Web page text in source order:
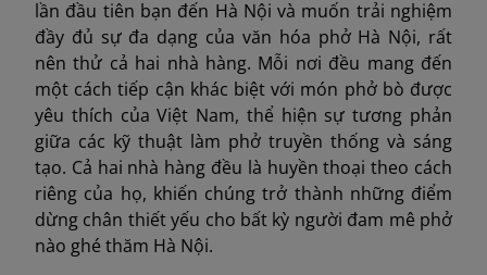
lần đầu tiên bạn đến Hà Nội và muốn trải nghiệm
đầy đủ sự đa dạng của văn hóa phở Hà Nội, rất
nên thử cả hai nhà hàng. Mỗi nơi đều mang đến
một cách tiếp cận khác biệt với món phở bò được
yêu thích của Việt Nam, thể hiện sự tương phản
giữa các kỹ thuật làm phở truyền thống và sáng
tạo. Cả hai nhà hàng đều là huyền thoại theo cách
riêng của họ, khiến chúng trở thành những điểm
dừng chân thiết yếu cho bất kỳ người đam mê phở
nào ghé thăm Hà Nội.